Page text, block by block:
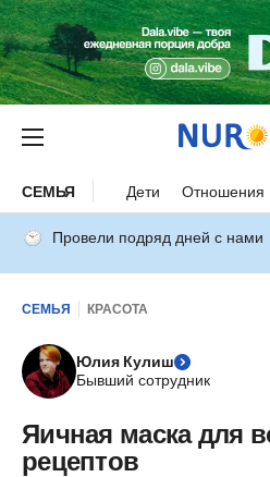
СЕМЬЯ Дети Отношения
Провели подряд дней с нами
СЕМЬЯ КРАСОТА
Юлия Кулиш
Бывший сотрудник
Яичная маска для
рецептов